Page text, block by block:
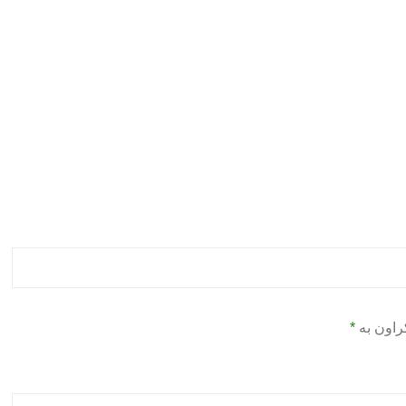
بە *